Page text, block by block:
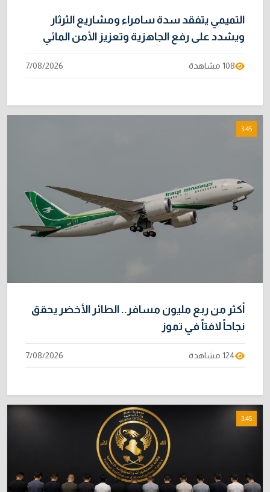
التميمي يتفقد سدة سامراء ومشاريع الثرثار
ويشدد على رفع الجاهزية وتعزيز الأمن المائي
108 مشاهدة 7/08/2026
3:45
أكثر من ربع مليون مسافر.. الطائر الأخضر يحقق
نجاحاً لافتاً في تموز
124 مشاهدة 7/08/2026
3:45